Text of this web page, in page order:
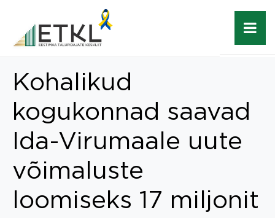
Kohalikud
kogukonnad saavad
Ida-Virumaale uute
võimaluste
loomiseks 17 miljonit